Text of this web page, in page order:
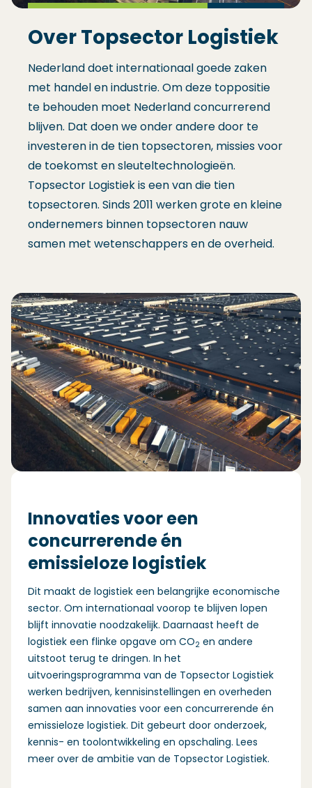
Over Topsector Logistiek
Nederland doet internationaal goede zaken
met handel en industrie. Om deze toppositie
te behouden moet Nederland concurrerend
blijven. Dat doen we onder andere door te
investeren in de tien topsectoren, missies voor
de toekomst en sleuteltechnologieën.
Topsector Logistiek is een van die tien
topsectoren. Sinds 2011 werken grote en kleine
ondernemers binnen topsectoren nauw
samen met wetenschappers en de overheid.
Innovaties voor een
concurrerende én
emissieloze logistiek
Dit maakt de logistiek een belangrijke economische
sector. Om internationaal voorop te blijven lopen
blijft innovatie noodzakelijk. Daarnaast heeft de
logistiek een fl­inke opgave om CO2 en andere
uitstoot terug te dringen. In het
uitvoeringsprogramma van de Topsector Logistiek
werken bedrijven, kennisinstellingen en overheden
samen aan innovaties voor een concurrerende én
emissieloze logistiek. Dit gebeurt door onderzoek,
kennis- en toolontwikkeling en opschaling. Lees
meer over de ambitie van de Topsector Logistiek.